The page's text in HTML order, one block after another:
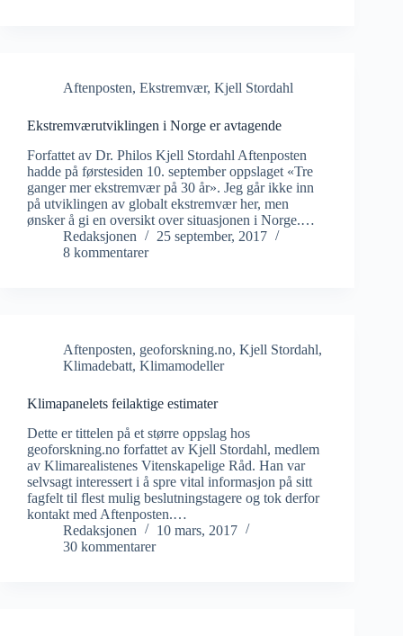
Aftenposten, Ekstremvær, Kjell Stordahl
Ekstremværutviklingen i Norge er avtagende
Forfattet av Dr. Philos Kjell Stordahl Aftenposten
hadde på førstesiden 10. september oppslaget «Tre
ganger mer ekstremvær på 30 år». Jeg går ikke inn
på utviklingen av globalt ekstremvær her, men
ønsker å gi en oversikt over situasjonen i Norge.…
Redaksjonen
25 september, 2017
8 kommentarer
Aftenposten, geoforskning.no, Kjell Stordahl,
Klimadebatt, Klimamodeller
Klimapanelets feilaktige estimater
Dette er tittelen på et større oppslag hos
geoforskning.no forfattet av Kjell Stordahl, medlem
av Klimarealistenes Vitenskapelige Råd. Han var
selvsagt interessert i å spre vital informasjon på sitt
fagfelt til flest mulig beslutningstagere og tok derfor
kontakt med Aftenposten.…
Redaksjonen
10 mars, 2017
30 kommentarer